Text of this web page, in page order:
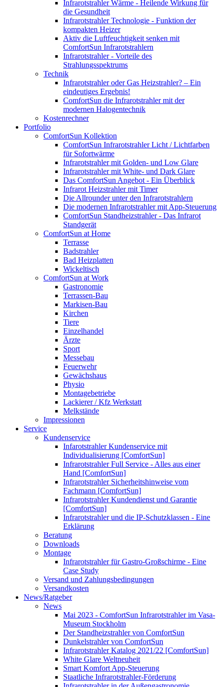
Infrarotstrahler Wärme - Heilende Wirkung für
die Gesundheit
Infrarotstrahler Technologie - Funktion der
kompakten Heizer
Aktiv die Luftfeuchtigkeit senken mit
ComfortSun Infrarotstrahlern
Infrarotstrahler - Vorteile des
Strahlungsspektrums
Technik
Infrarotstrahler oder Gas Heizstrahler? – Ein
eindeutiges Ergebnis!
ComfortSun die Infrarotstrahler mit der
modernen Halogentechnik
Kostenrechner
Portfolio
ComfortSun Kollektion
ComfortSun Infrarotstrahler Licht / Lichtfarben
für Sofortwärme
Infrarotstrahler mit Golden- und Low Glare
Infrarotstrahler mit White- und Dark Glare
Das ComfortSun Angebot - Ein Überblick
Infrarot Heizstrahler mit Timer
Die Allrounder unter den Infrarotstrahlern
Die modernen Infrarotstrahler mit App-Steuerung
ComfortSun Standheizstrahler - Das Infrarot
Standgerät
ComfortSun at Home
Terrasse
Badstrahler
Bad Heizplatten
Wickeltisch
ComfortSun at Work
Gastronomie
Terrassen-Bau
Markisen-Bau
Kirchen
Tiere
Einzelhandel
Ärzte
Sport
Messebau
Feuerwehr
Gewächshaus
Physio
Montagebetriebe
Lackierer / Kfz Werkstatt
Melkstände
Impressionen
Service
Kundenservice
Infarotstrahler Kundenservice mit
Individualisierung [ComfortSun]
Infrarotstrahler Full Service - Alles aus einer
Hand [ComfortSun]
Infrarotstrahler Sicherheitshinweise vom
Fachmann [ComfortSun]
Infrarotstrahler Kundendienst und Garantie
[ComfortSun]
Infrarotstrahler und die IP-Schutzklassen - Eine
Erklärung
Beratung
Downloads
Montage
Infrarotstrahler für Gastro-Großschirme - Eine
Case Study
Versand und Zahlungsbedingungen
Versandkosten
News/Ratgeber
News
Mai 2023 - ComfortSun Infrarotstrahler im Vasa-
Museum Stockholm
Der Standheizstrahler von ComfortSun
Dunkelstrahler von ComfortSun
Infrarotstrahler Katalog 2021/22 [ComfortSun]
White Glare Weltneuheit
Smart Komfort App-Steuerung
Staatliche Infrarotstrahler-Förderung